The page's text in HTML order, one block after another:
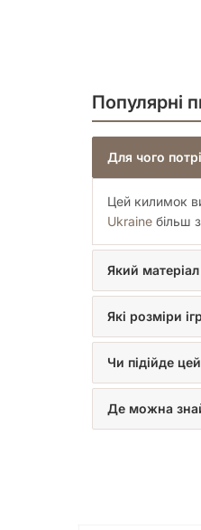
Популярні
Для чого
Цей килимок
Ukraine більш
Який
Які розміри
Чи підійде
Де можна